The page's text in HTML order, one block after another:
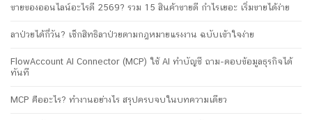
ขายของออนไลน์อะไรดี 2569? รวม 15 สินค้าขายดี กำไรเยอะ เริ่มขายได้ง่าย
ลาป่วยได้กี่วัน? เช็กสิทธิลาป่วยตามกฎหมายแรงงาน ฉบับเข้าใจง่าย
FlowAccount AI Connector (MCP) ใช้ AI ทำบัญชี ถาม-ตอบข้อมูลธุรกิจได้
ทันที
MCP คืออะไร? ทำงานอย่างไร สรุปครบจบในบทความเดียว